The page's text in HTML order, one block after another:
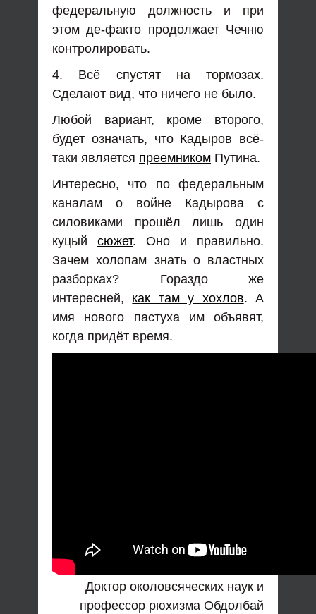
федеральную должность и при
этом де-факто продолжает Чечню
контролировать.
4. Всё спустят на тормозах.
Сделают вид, что ничего не было.
Любой вариант, кроме второго,
будет означать, что Кадыров всё-
таки является преемником Путина.
Интересно, что по федеральным
каналам о войне Кадырова с
силовиками прошёл лишь один
куцый сюжет. Оно и правильно.
Зачем холопам знать о властных
разборках? Гораздо же
интересней, как там у хохлов. А
имя нового пастуха им объявят,
когда придёт время.
Доктор околовсяческих наук и
профессор рюхизма Обдолбай